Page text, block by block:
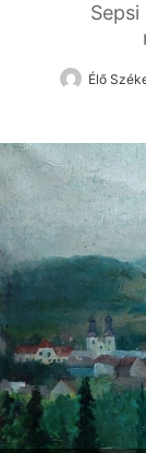
Élő